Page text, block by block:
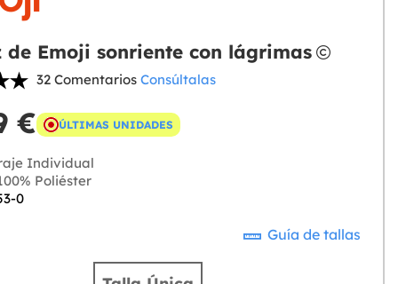
de Emoji sonriente con lágrimas
32 Comentarios Consúltalas
€ ÚLTIMAS UNIDADES
Individual
Poliéster
0
Guía de tallas